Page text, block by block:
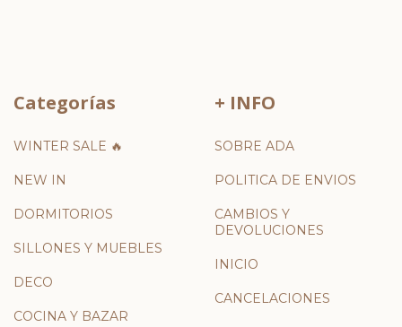
Categorías
WINTER SALE 🔥
NEW IN
DORMITORIOS
SILLONES Y MUEBLES
DECO
COCINA Y BAZAR
+ INFO
SOBRE ADA
POLITICA DE ENVIOS
CAMBIOS Y
DEVOLUCIONES
INICIO
CANCELACIONES